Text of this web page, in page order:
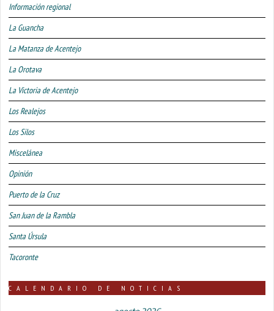
Información regional
La Guancha
La Matanza de Acentejo
La Orotava
La Victoria de Acentejo
Los Realejos
Los Silos
Miscelánea
Opinión
Puerto de la Cruz
San Juan de la Rambla
Santa Úrsula
Tacoronte
CALENDARIO DE NOTICIAS